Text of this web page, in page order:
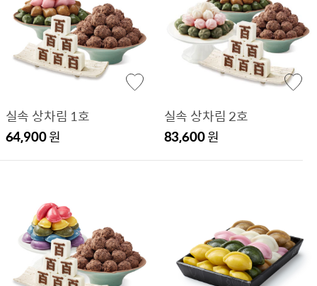
실속 상차림 1호
64,900원
실속 상차림 2호
83,600원